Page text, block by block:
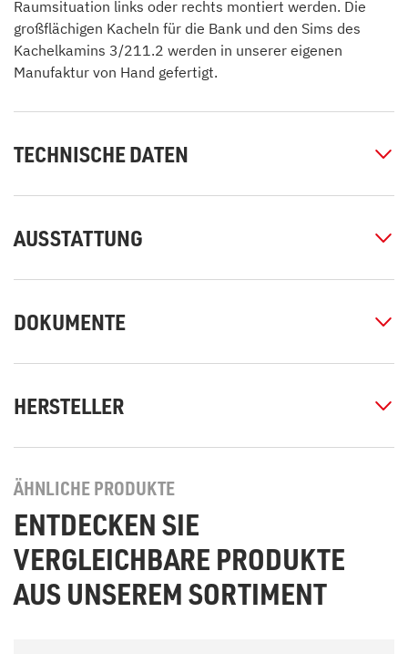
Raumsituation links oder rechts montiert werden. Die
großflächigen Kacheln für die Bank und den Sims des
Kachelkamins 3/211.2 werden in unserer eigenen
Manufaktur von Hand gefertigt.
TECHNISCHE DATEN
AUSSTATTUNG
DOKUMENTE
HERSTELLER
ÄHNLICHE PRODUKTE
ENTDECKEN SIE
VERGLEICHBARE PRODUKTE
AUS UNSEREM SORTIMENT